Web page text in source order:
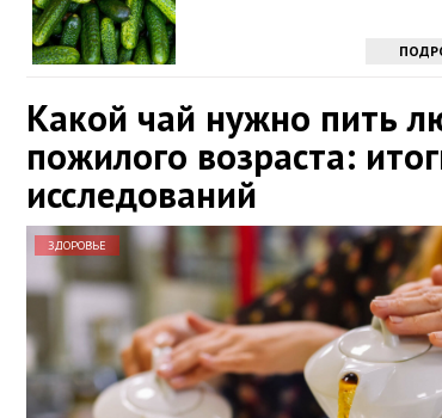
Какой чай нужно пить
пожилого возраста:
исследований
ЗДОРОВЬЕ